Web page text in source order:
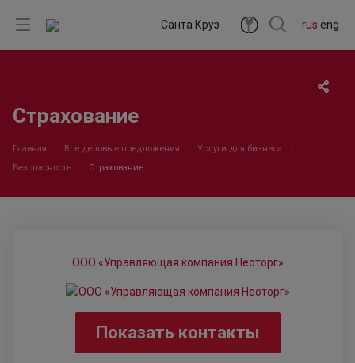
rus eng
Санта Круз
Страхование
Главная Все деловые предложения
Услуги для бизнеса
Безопасность
Страхование
ООО «Управляющая компания Неоторг»
Показать контакты